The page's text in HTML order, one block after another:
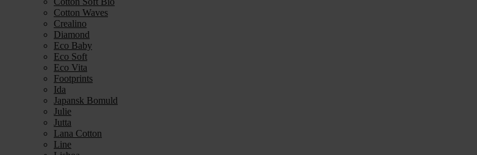
Cotton Waves
Crealino
Diamond
Eco Baby
Eco Soft
Eco Vita
Footprints
Ida
Japansk Bomuld
Julie
Jutta
Lana Cotton
Line